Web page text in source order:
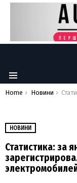
Menu
You are here:
Home Новини Статистика: за январь в
НОВИНИ
Статистика: за